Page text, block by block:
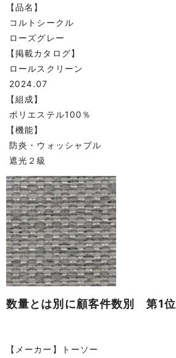
【品名】
コルトシークル
ローズグレー
【掲載カタログ】
ロールスクリーン
2024.07
【組成】
ポリエステル100％
【機能】
防炎・ウォッシャブル
遮光２級
数量とは別に顧客件数別 第1位
【メーカー】トーソー